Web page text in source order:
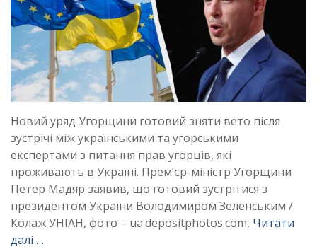
Новий уряд Угорщини готовий зняти вето після
зустрічі між українськими та угорськими
експертами з питання прав угорців, які
проживають в Україні. Прем’єр-міністр Угорщини
Петер Мадяр заявив, що готовий зустрітися з
президентом України Володимиром Зеленським /
Колаж УНІАН, фото – ua.depositphotos.com, Читати
далі …